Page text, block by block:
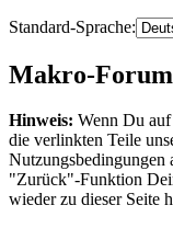
Standard-Sprache:
Makro-
Hinweis: Wenn Du
die verlinkten Teile
Nutzungsbedingungen
"Zurück"-Funktion
wieder zu dieser Seite